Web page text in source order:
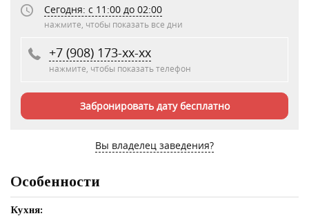
Сегодня: c 11:00 до 02:00
нажмите, чтобы показать все дни
+7 (908) 173-xx-xx
нажмите, чтобы показать телефон
Забронировать дату бесплатно
Вы владелец заведения?
Особенности
Кухня: